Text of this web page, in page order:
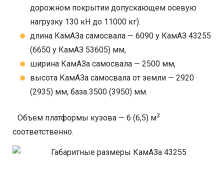
дорожном покрытии допускающем осевую
нагрузку 130 кН до 11000 кг).
длина КамАЗа самосвала — 6090 у КамАЗ 43255
(6650 у КамАЗ 53605) мм,
ширина КамАЗа самосвала — 2500 мм,
высота КамАЗа самосвала от земли — 2920
(2935) мм, база 3500 (3950) мм.
Объем платформы кузова — 6 (6,5) м3
соответственно.